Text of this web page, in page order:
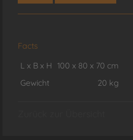
Facts
L x B x H 100 x 80 x 70 cm
Gewicht
20 kg